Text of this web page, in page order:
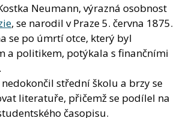
Neumann, výrazná osobnost
, se narodil v Praze 5. června 1875.
se po úmrtí otce, který byl
a politikem, potýkala s finančními
střední školu a brzy se
literatuře, přičemž se podílel na
časopisu.